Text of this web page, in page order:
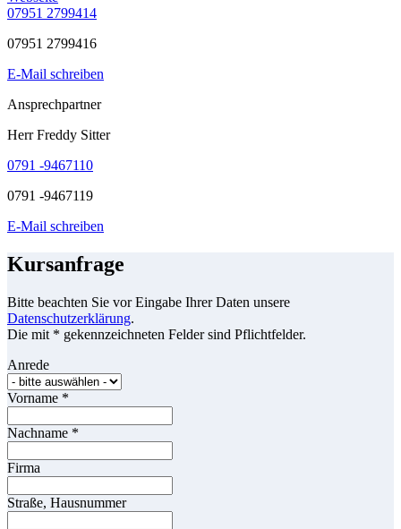
07951 2799414
07951 2799416
E-Mail schreiben
Ansprechpartner
Herr Freddy Sitter
0791 -9467110
0791 -9467119
E-Mail schreiben
Kursanfrage
Bitte beachten Sie vor Eingabe Ihrer Daten unsere
Datenschutzerklärung.
Die mit * gekennzeichneten Felder sind Pflichtfelder.
Anrede
Vorname *
Nachname *
Firma
Straße, Hausnummer